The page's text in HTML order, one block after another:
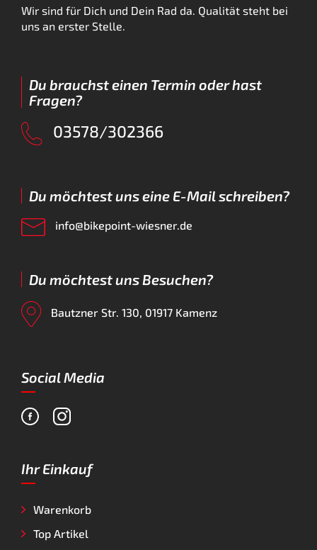
Wir sind für Dich und Dein Rad da. Qualität steht bei
uns an erster Stelle.
Du brauchst einen Termin oder hast
Fragen?
03578/302366
Du möchtest uns eine E-Mail schreiben?
info@bikepoint-wiesner.de
Du möchtest uns Besuchen?
Bautzner Str. 130, 01917 Kamenz
Social Media
Ihr Einkauf
Warenkorb
Top Artikel